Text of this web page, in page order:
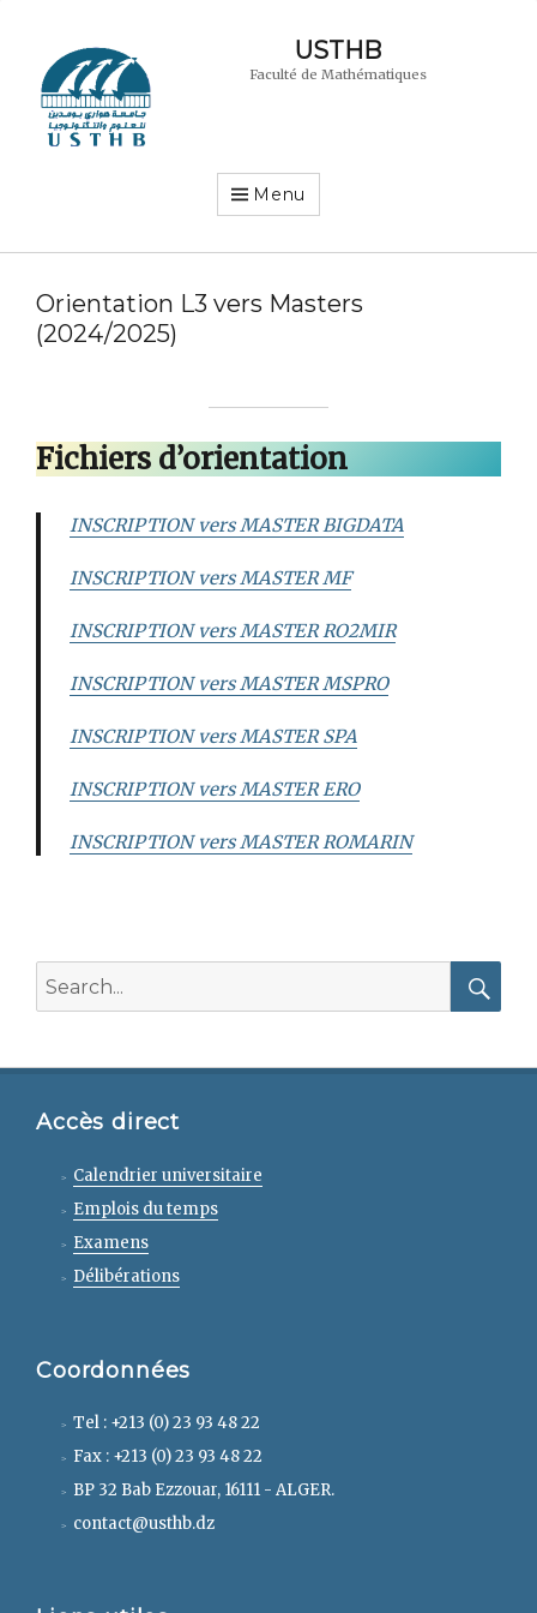
USTHB
Faculté de Mathématiques
Menu
Orientation L3 vers Masters
(2024/2025)
Fichiers d’orientation
INSCRIPTION vers MASTER BIGDATA
INSCRIPTION vers MASTER MF
INSCRIPTION vers MASTER RO2MIR
INSCRIPTION vers MASTER MSPRO
INSCRIPTION vers MASTER SPA
INSCRIPTION vers MASTER ERO
INSCRIPTION vers MASTER ROMARIN
for:
Accès direct
Calendrier universitaire
Emplois du temps
Examens
Délibérations
Coordonnées
Tel : +213 (0) 23 93 48 22
Fax : +213 (0) 23 93 48 22
BP 32 Bab Ezzouar, 16111 - ALGER.
contact@usthb.dz